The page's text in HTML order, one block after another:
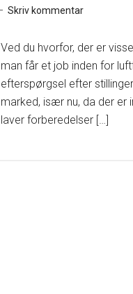
Skriv kommentar
Ved du hvorfor, der er
man får et job inden for
efterspørgsel efter
marked, især nu, da der er
laver forberedelser […]